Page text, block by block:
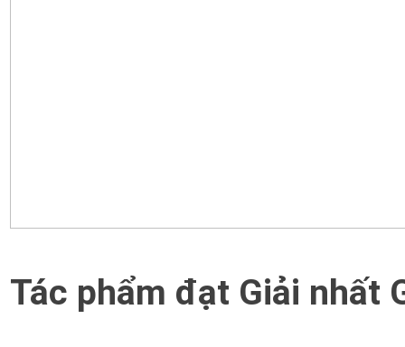
Tác phẩm đạt Giải nhất